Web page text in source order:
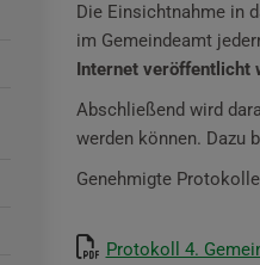
Die Einsichtnahme in
im Gemeindeamt
Internet veröffentlicht
Abschließend wird
werden können. Dazu
Genehmigte
Protokoll 4.